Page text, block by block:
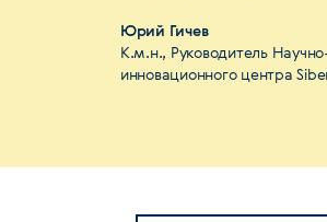
Юрий Гичев
К.м.н., Руководитель
инновационного центра